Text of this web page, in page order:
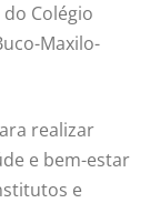
Colégio
Maxilo-
realizar
e bem-estar
e